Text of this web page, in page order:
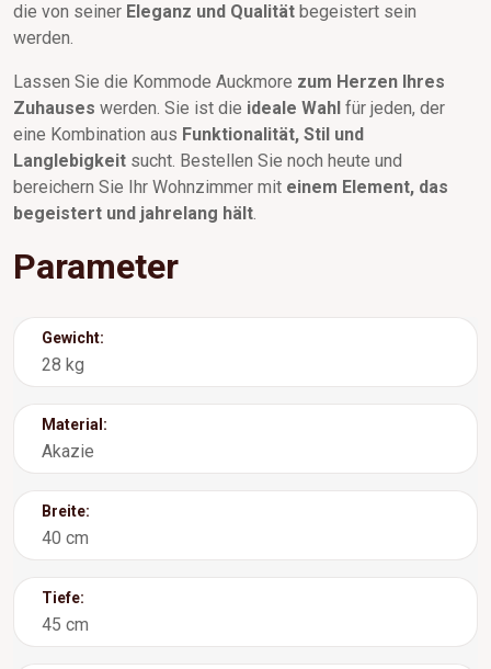
die von seiner Eleganz und Qualität begeistert sein
werden.
Lassen Sie die Kommode Auckmore zum Herzen Ihres
Zuhauses werden. Sie ist die ideale Wahl für jeden, der
eine Kombination aus Funktionalität, Stil und
Langlebigkeit sucht. Bestellen Sie noch heute und
bereichern Sie Ihr Wohnzimmer mit einem Element, das
begeistert und jahrelang hält
Parameter
Gewicht:
28 kg
Material:
Akazie
Breite:
40 cm
Tiefe:
45 cm